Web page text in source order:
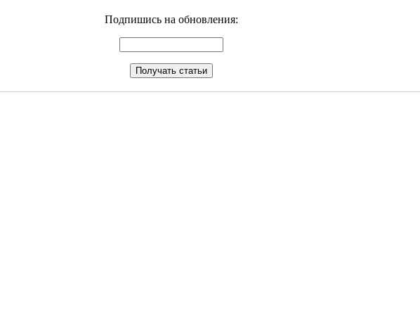
Подпишись на обновления: